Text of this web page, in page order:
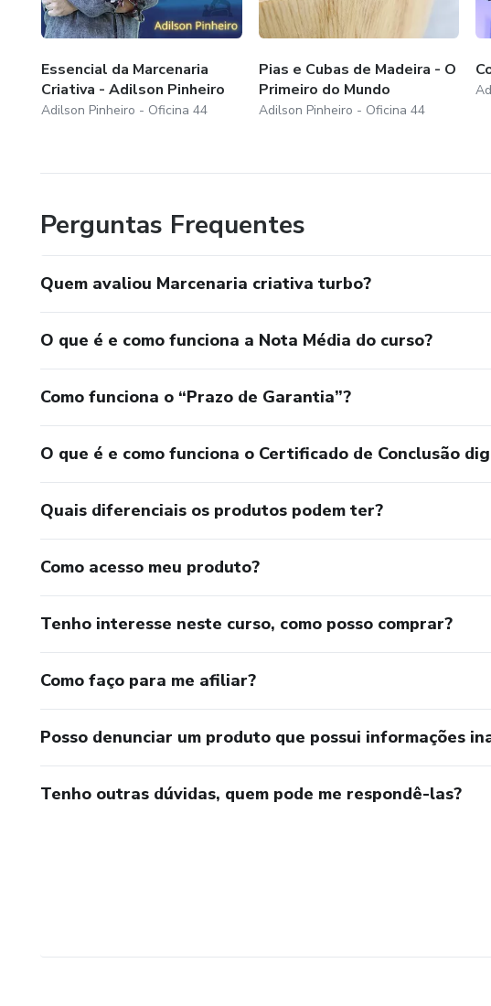
Essencial da Marcenaria
Criativa - Adilson Pinheiro
Adilson Pinheiro - Oficina 44
Pias e Cubas de Madeira - O
Primeiro do Mundo
Adilson Pinheiro - Oficina 44
Perguntas Frequentes
Quem avaliou Marcenaria criativa turbo?
O que é e como funciona a Nota Média do curso?
Como funciona o “Prazo de Garantia”?
O que é e como funciona o Certificado de Conclusão
Quais diferenciais os produtos podem ter?
Como acesso meu produto?
Tenho interesse neste curso, como posso comprar?
Como faço para me afiliar?
Posso denunciar um produto que possui informações
Tenho outras dúvidas, quem pode me respondê-las?